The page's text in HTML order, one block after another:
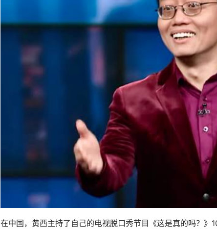
在中国，黄西主持了自己的电视脱口秀节目《这是真的吗？》